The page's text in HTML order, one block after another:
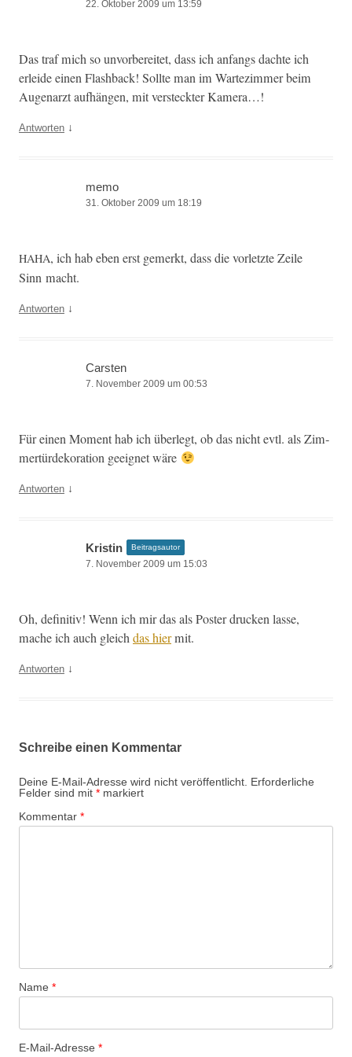
22. Oktober 2009 um 13:59
Das traf mich so unvor­bere­it­et, dass ich anfangs dachte ich
erlei­de einen Flash­back! Sollte man im Wartez­im­mer beim
Auge­narzt aufhän­gen, mit ver­steck­ter Kamera…!
Antworten ↓
memo
31. Oktober 2009 um 18:19
HAHA, ich hab eben erst gemerkt, dass die vor­let­zte Zeile
Sinn macht.
Antworten ↓
Carsten
7. November 2009 um 00:53
Für einen Moment hab ich über­legt, ob das nicht evtl. als Zim­
mertürdeko­ra­tion geeignet wäre
Antworten ↓
Kristin Beitragsautor
7. November 2009 um 15:03
Oh, defin­i­tiv! Wenn ich mir das als Poster druck­en lasse,
mache ich auch gle­ichdas hiermit.
Antworten ↓
Schreibe einen Kommentar
Deine E-Mail-Adresse wird nicht veröffentlicht. Erforderliche
Felder sind mit * markiert
Kommentar *
Name *
E-Mail-Adresse *